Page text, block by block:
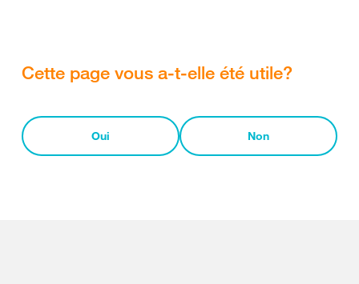
Cette page vous a-t-elle été utile?
Oui Non